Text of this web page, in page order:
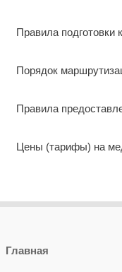
Правила подготовки
Порядок
Правила
Цены (тарифы) на
Главная